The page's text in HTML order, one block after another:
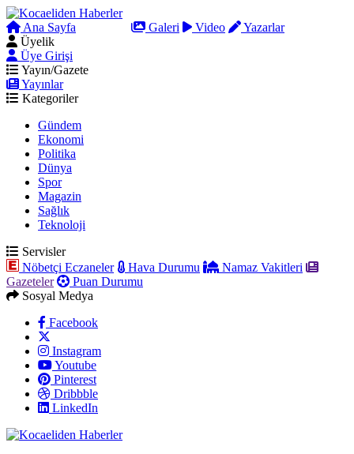
Ana Sayfa Galeri Video
Yazarlar
Üyelik
Üye Girişi
Yayın/Gazete
Yayınlar
Kategoriler
Gündem
Ekonomi
Politika
Dünya
Spor
Magazin
Sağlık
Teknoloji
Servisler
Nöbetçi Eczaneler
Hava Durumu
Namaz Vakitleri
Gazeteler
Puan Durumu
Sosyal Medya
Facebook
Instagram
Youtube
Pinterest
Dribbble
LinkedIn